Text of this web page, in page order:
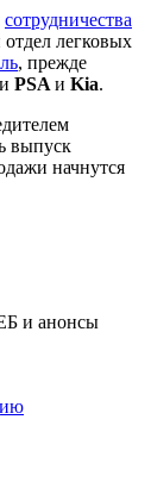
сотрудничества
легковых
, прежде
PSA и Kia.
выпуск
начнутся
и анонсы